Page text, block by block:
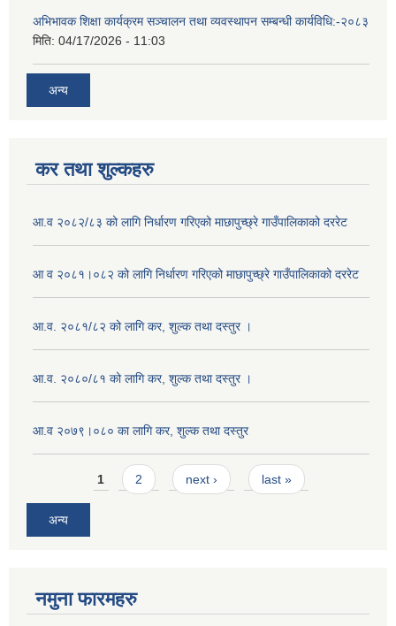
अभिभावक शिक्षा कार्यक्रम सञ्चालन तथा व्यवस्थापन सम्बन्धी कार्यविधि:-२०८३
मिति: 04/17/2026 - 11:03
अन्य
कर तथा शुल्कहरु
आ.व २०८२/८३ को लागि निर्धारण गरिएको माछापुच्छ्रे गाउँपालिकाको दररेट
आ व २०८१।०८२ को लागि निर्धारण गरिएको माछापुच्छ्रे गाउँपालिकाको दररेट
आ.व. २०८१/८२ को लागि कर, शुल्क तथा दस्तुर ।
आ.व. २०८०/८१ को लागि कर, शुल्क तथा दस्तुर ।
आ.व २०७९।०८० का लागि कर, शुल्क तथा दस्तुर
Pages1 2 next › last »
अन्य
नमुना फारमहरु